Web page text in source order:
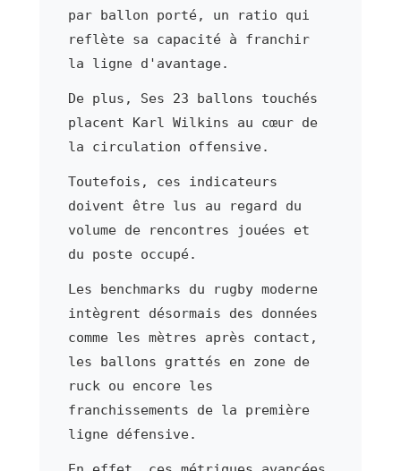
par ballon porté, un ratio qui
reflète sa capacité à franchir
la ligne d'avantage.
De plus, Ses 23 ballons touchés
placent Karl Wilkins au cœur de
la circulation offensive.
Toutefois, ces indicateurs
doivent être lus au regard du
volume de rencontres jouées et
du poste occupé.
Les benchmarks du rugby moderne
intègrent désormais des données
comme les mètres après contact,
les ballons grattés en zone de
ruck ou encore les
franchissements de la première
ligne défensive.